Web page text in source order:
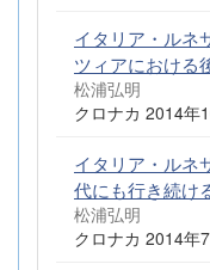
イタリア・ルネ
ツィアにおける
松浦弘明
クロナカ 2014年
イタリア・ルネ
代にも行き続け
松浦弘明
クロナカ 2014年